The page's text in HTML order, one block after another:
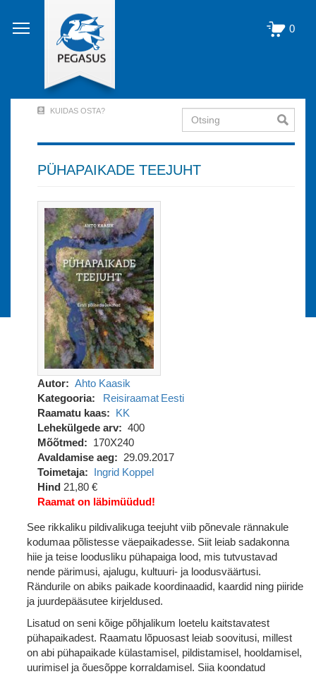
edasi
põhisisu
0
Account
Menu
out)
KUIDAS OSTA? Otsing
PÜHAPAIKADE TEEJUHT
Autor
Ahto Kaasik
Kategooria
Reisiraamat Eesti
Raamatu kaas
KK
Lehekülgede arv
400
Mõõtmed
170X240
Avaldamise aeg
29.09.2017
Toimetaja
Ingrid Koppel
Hind 21,80 €
Raamat on läbimüüdud!
See rikkaliku pildivalikuga teejuht viib põnevale rännakule
kodumaa põlistesse väepaikadesse. Siit leiab sadakonna
hiie ja teise loodusliku pühapaiga lood, mis tutvustavad
nende pärimusi, ajalugu, kultuuri- ja loodusväärtusi.
Rändurile on abiks paikade koordinaadid, kaardid ning piiride
ja juurdepääsutee kirjeldused.
Lisatud on seni kõige põhjalikum loetelu kaitstavatest
pühapaikadest. Raamatu lõpuosast leiab soovitusi, millest
on abi pühapaikade külastamisel, pildistamisel, hooldamisel,
uurimisel ja õuesõppe korraldamisel. Siia koondatud